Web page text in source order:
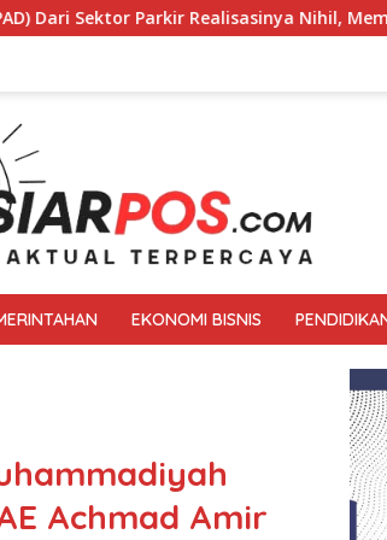
Nihil, Meminta Bupati Melakukan Evaluasi
EKONOMI BISNIS
Achmad Amir